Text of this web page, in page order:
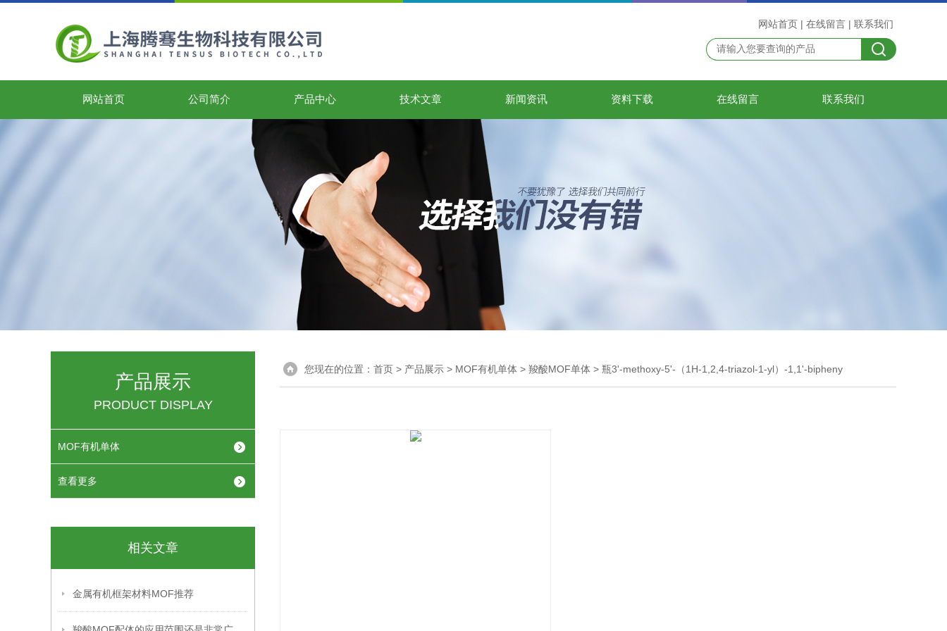
网站首页 | 在线留言 | 联系我们
网站首页 公司简介 产品中心 技术文章 新闻资讯 资料下载 在线留言 联系我们
产品展示
PRODUCT DISPLAY
MOF有机单体
查看更多
相关文章
金属有机框架材料MOF推荐
您现在的位置： 首页 > 产品展示 > MOF有机单体 > 羧酸MOF单体 > 瓶3'-methoxy-5'-（1H-1,2,4-triazol-1-yl）-1,1'-bipheny